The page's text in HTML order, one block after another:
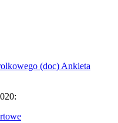
(doc) Ankieta